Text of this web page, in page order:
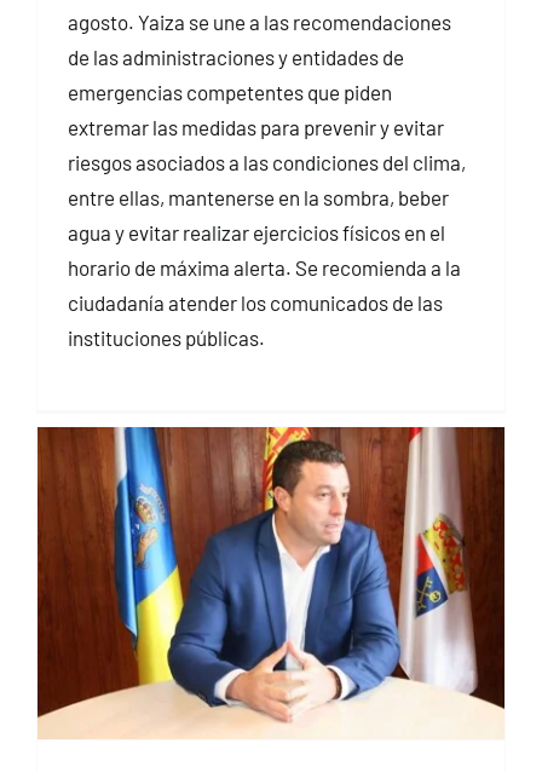
agosto. Yaiza se une a las recomendaciones
de las administraciones y entidades de
emergencias competentes que piden
extremar las medidas para prevenir y evitar
riesgos asociados a las condiciones del clima,
entre ellas, mantenerse en la sombra, beber
agua y evitar realizar ejercicios físicos en el
horario de máxima alerta. Se recomienda a la
ciudadanía atender los comunicados de las
instituciones públicas.